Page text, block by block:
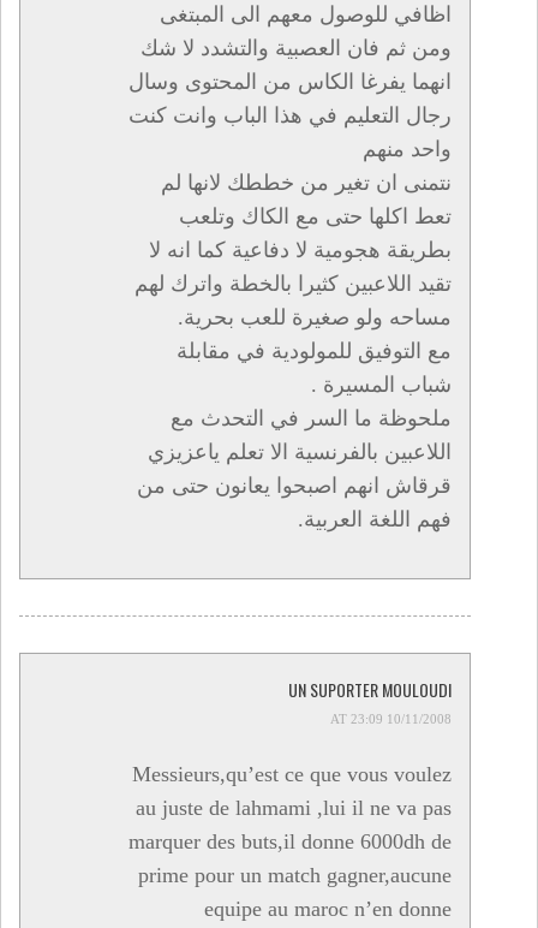
اظافي للوصول معهم الى المبتغى
ومن ثم فان العصبية والتشدد لا شك
انهما يفرغا الكاس من المحتوى وسال
رجال التعليم في هذا الباب وانت كنت
واحد منهم
نتمنى ان تغير من خططك لانها لم
تعط اكلها حتى مع الكاك وتلعب
بطريقة هجومية لا دفاعية كما انه لا
تقيد اللاعبين كثيرا بالخطة واترك لهم
مساحه ولو صغيرة للعب بحرية.
مع التوفيق للمولودية في مقابلة
شباب المسيرة .
ملحوظة ما السر في التحدث مع
اللاعبين بالفرنسية الا تعلم ياعزيزي
قرقاش انهم اصبحوا يعانون حتى من
فهم اللغة العربية.
UN SUPORTER MOULOUDI
10/11/2008 AT 23:09
Messieurs,qu’est ce que vous voulez
au juste de lahmami ,lui il ne va pas
marquer des buts,il donne 6000dh de
prime pour un match gagner,aucune
equipe au maroc n’en donne